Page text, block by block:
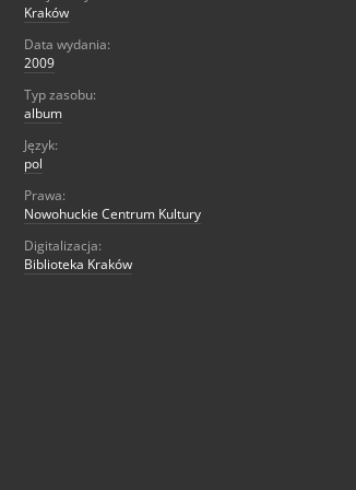
Kraków
Data wydania:
2009
Typ zasobu:
album
Język:
pol
Prawa:
Nowohuckie Centrum Kultury
Digitalizacja:
Biblioteka Kraków